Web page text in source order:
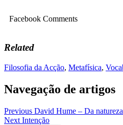
Facebook Comments
Related
Filosofia da Acção, Metafísica,
Navegação de artigos
Previous David Hume – Da
Next Intenção